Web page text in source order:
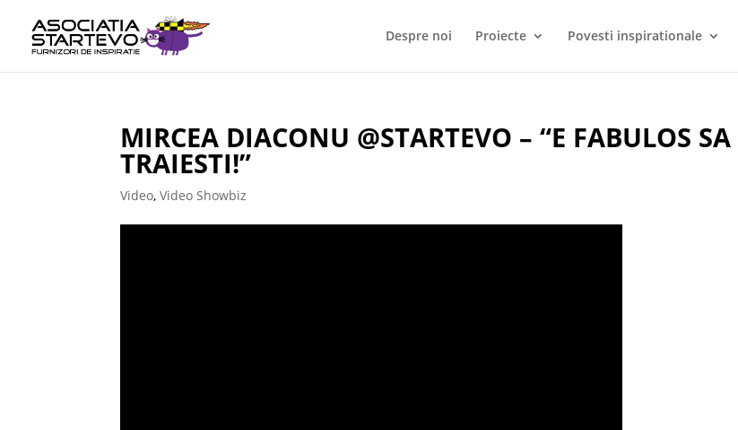
Despre noi Proiecte Povesti inspirationale
MIRCEA DIACONU @STARTEVO – “E FABULOS SA
TRAIESTI!”
Video,Video Showbiz